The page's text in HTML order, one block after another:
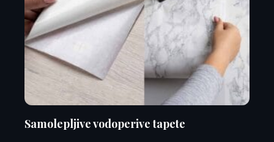
Samolepljive vodoperive tapete